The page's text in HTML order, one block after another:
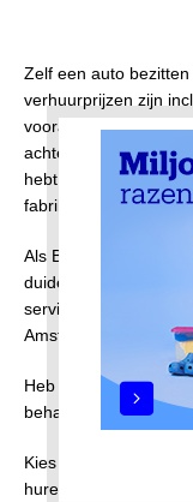
Zelf een auto
verhuurprijzen zijn
vooraf precies waar
achteraf. Makkelijk
hebt ook niet te
fabrikant. Je kunt dus
Als BOVAG-
duidelijke
service. Daar zijn we
Amsterdam trots op.
Heb je nog geen
behalen hiervan, een
Kies voor een buurt
huren betekent